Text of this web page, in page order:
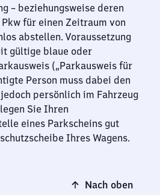
– beziehungsweise deren
für einen Zeitraum von
abstellen. Voraussetzung
gültige blaue oder
(„Parkausweis für
Person muss dabei den
persönlich im Fahrzeug
Sie Ihren
eines Parkscheins gut
Ihres Wagens.
Nach oben